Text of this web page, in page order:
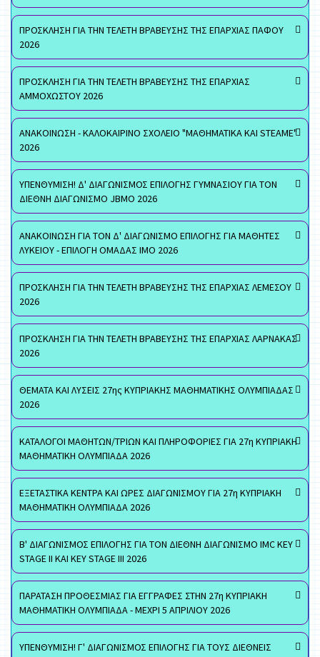
ΠΡΟΣΚΛΗΣΗ ΓΙΑ ΤΗΝ ΤΕΛΕΤΗ ΒΡΑΒΕΥΣΗΣ ΤΗΣ ΕΠΑΡΧΙΑΣ ΠΑΦΟΥ
2026
ΠΡΟΣΚΛΗΣΗ ΓΙΑ ΤΗΝ ΤΕΛΕΤΗ ΒΡΑΒΕΥΣΗΣ ΤΗΣ ΕΠΑΡΧΙΑΣ
ΑΜΜΟΧΩΣΤΟΥ 2026
ΑΝΑΚΟΙΝΩΣΗ - ΚΑΛΟΚΑΙΡΙΝΟ ΣΧΟΛΕΙΟ "ΜΑΘΗΜΑΤΙΚΑ ΚΑΙ STEAME"
2026
ΥΠΕΝΘΥΜΙΣΗ! Δ' ΔΙΑΓΩΝΙΣΜΟΣ ΕΠΙΛΟΓΗΣ ΓΥΜΝΑΣΙΟΥ ΓΙΑ ΤΟΝ
ΔΙΕΘΝΗ ΔΙΑΓΩΝΙΣΜΟ JBMO 2026
ΑΝΑΚΟΙΝΩΣΗ ΓΙΑ ΤΟΝ Δ' ΔΙΑΓΩΝΙΣΜΟ ΕΠΙΛΟΓΗΣ ΓΙΑ ΜΑΘΗΤΕΣ
ΛΥΚΕΙΟΥ - ΕΠΙΛΟΓΗ ΟΜΑΔΑΣ ΙΜΟ 2026
ΠΡΟΣΚΛΗΣΗ ΓΙΑ ΤΗΝ ΤΕΛΕΤΗ ΒΡΑΒΕΥΣΗΣ ΤΗΣ ΕΠΑΡΧΙΑΣ ΛΕΜΕΣΟΥ
2026
ΠΡΟΣΚΛΗΣΗ ΓΙΑ ΤΗΝ ΤΕΛΕΤΗ ΒΡΑΒΕΥΣΗΣ ΤΗΣ ΕΠΑΡΧΙΑΣ ΛΑΡΝΑΚΑΣ
2026
ΘΕΜΑΤΑ ΚΑΙ ΛΥΣΕΙΣ 27ης ΚΥΠΡΙΑΚΗΣ ΜΑΘΗΜΑΤΙΚΗΣ ΟΛΥΜΠΙΑΔΑΣ
2026
ΚΑΤΑΛΟΓΟΙ ΜΑΘΗΤΩΝ/ΤΡΙΩΝ ΚΑΙ ΠΛΗΡΟΦΟΡΙΕΣ ΓΙΑ 27η ΚΥΠΡΙΑΚΗ
ΜΑΘΗΜΑΤΙΚΗ ΟΛΥΜΠΙΑΔΑ 2026
ΕΞΕΤΑΣΤΙΚΑ ΚΕΝΤΡΑ ΚΑΙ ΩΡΕΣ ΔΙΑΓΩΝΙΣΜΟΥ ΓΙΑ 27η ΚΥΠΡΙΑΚΗ
ΜΑΘΗΜΑΤΙΚΗ ΟΛΥΜΠΙΑΔΑ 2026
Β' ΔΙΑΓΩΝΙΣΜΟΣ ΕΠΙΛΟΓΗΣ ΓΙΑ ΤΟΝ ΔΙΕΘΝΗ ΔΙΑΓΩΝΙΣΜΟ IMC KEY
STAGE II ΚΑΙ KEY STAGE III 2026
ΠΑΡΑΤΑΣΗ ΠΡΟΘΕΣΜΙΑΣ ΓΙΑ ΕΓΓΡΑΦΕΣ ΣΤΗΝ 27η ΚΥΠΡΙΑΚΗ
ΜΑΘΗΜΑΤΙΚΗ ΟΛΥΜΠΙΑΔΑ - ΜΕΧΡΙ 5 ΑΠΡΙΛΙΟΥ 2026
ΥΠΕΝΘΥΜΙΣΗ! Γ' ΔΙΑΓΩΝΙΣΜΟΣ ΕΠΙΛΟΓΗΣ ΓΙΑ ΤΟΥΣ ΔΙΕΘΝΕΙΣ